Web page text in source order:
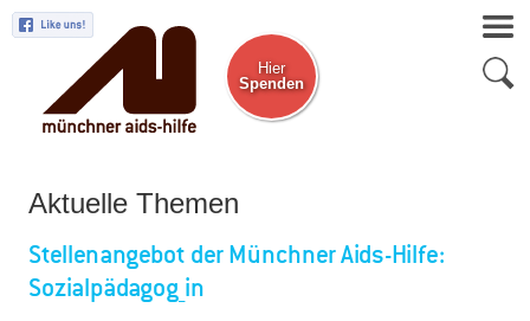
Hier
Spenden
Aktuelle Themen
Stellenangebot der Münchner Aids-Hilfe:
Sozialpädagog_in